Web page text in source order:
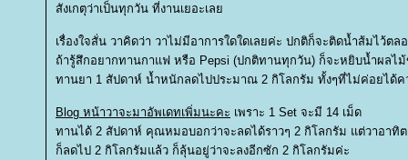
สังเกตุว่าเป็นทุกวัน ที่งานเยอะเล
เรื่องใจสั่น วาคิดว่า วาไม่มีอาการใดใดเลยค่ะ ปกติก็จะติดน้ำส้มไว้ตล
ถ้ารู้สึกอยากทานกาแฟ หรือ Pepsi (ปกติทานทุกวัน) ก็จะหยิบน้ำผลไ
ทานยา 1 สัปดาห์ น้ำหนักลดไปประมาณ 2 กิโลกรัม ทั้งๆที่ไม่ค่อยได้
Blog หน้าวาจะมาอัพเดทเพิ่มนะคะ เพราะ 1 Set จะมี 14 เม็ด
ทานได้ 2 สัปดาห์ คุณหมอบอกว่าจะลดได้ราวๆ 2 กิโลกรัม แต่วาอาทิ
ก็ลดไป 2 กิโลกรัมแล้ว ก็ลุ้นอยู่ว่าจะลงอีกซัก 2 กิโลกรัมค่ะ